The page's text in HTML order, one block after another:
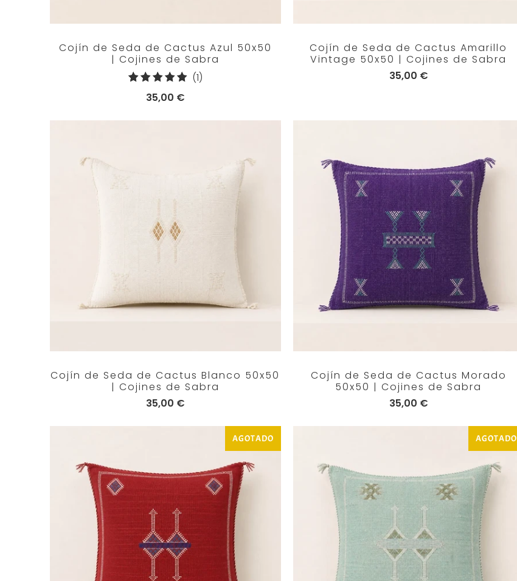
Cojín de Seda de Cactus Azul 50x50
| Cojines de Sabra
(1)1
35,00 €
Cojín de Seda de Cactus Amarillo
Vintage 50x50 | Cojines de Sabra
35,00 €
Cojín de Seda de Cactus Blanco 50x50
| Cojines de Sabra
35,00 €
Cojín de Seda de Cactus Morado
50x50 | Cojines de Sabra
35,00 €
AGOTADO AGOTADO